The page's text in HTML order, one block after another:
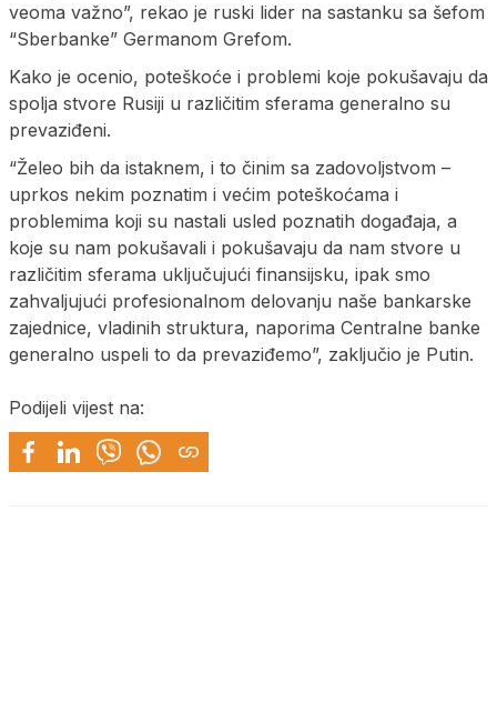
veoma važno”, rekao je ruski lider na sastanku sa šefom
“Sberbanke” Germanom Grefom.
Kako je ocenio, poteškoće i problemi koje pokušavaju da
spolja stvore Rusiji u različitim sferama generalno su
prevaziđeni.
“Želeo bih da istaknem, i to činim sa zadovoljstvom –
uprkos nekim poznatim i većim poteškoćama i
problemima koji su nastali usled poznatih događaja, a
koje su nam pokušavali i pokušavaju da nam stvore u
različitim sferama uključujući finansijsku, ipak smo
zahvaljujući profesionalnom delovanju naše bankarske
zajednice, vladinih struktura, naporima Centralne banke
generalno uspeli to da prevaziđemo”, zaključio je Putin.
Podijeli vijest na: